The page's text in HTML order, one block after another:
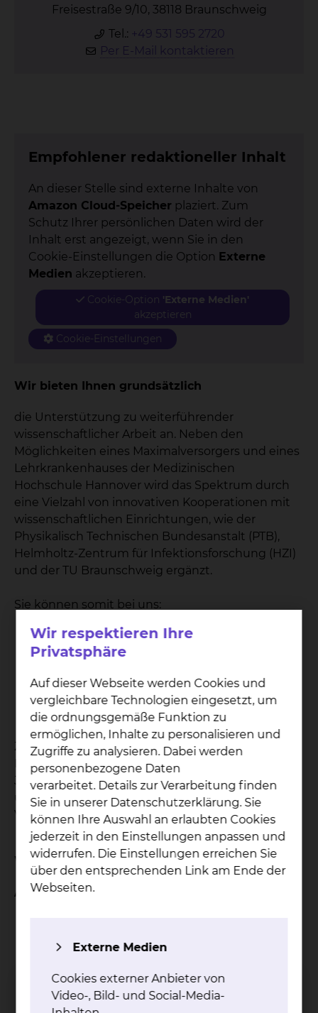
Freisestraße 9/10, 38118 Braunschweig
Tel.: +49 531 595 2720
Per E-Mail kontaktieren
Empfohlener redaktioneller Inhalt
An dieser Stelle sind externe Inhalte von
Amazon Cloud-Speicher plaziert. Zum
Schutz Ihrer persönlichen Daten wird der
Inhalt erst angezeigt, wenn Sie in den
Cookie-Einstellungen die Option Externe
Medien akzeptieren.
Cookie-Option 'Externe Medien'
akzeptieren
Cookie-Einstellungen
Wir bieten Ihnen grundsätzlich
die Unterstützung zu weiterführender
wissenschaftlicher Arbeit an. Neben den
Möglichkeiten eines Maximalversorgers und eines
Lehrkrankenhauses der Medizinischen
Hochschule Hannover wird das Spektrum durch
eine Vielzahl von innovativen Kooperationen mit
wissenschaftlichen Einrichtungen, wie der
Physikalisch Technischen Bundesanstalt (PTB),
Helmholtz-Zentrum für Infektionsforschung (HZI)
und der TU Braunschweig ergänzt.
Sie können somit bei uns:
Publizieren
Dozieren
Studien führen
Habilitieren
u.v.m.
Zur Erleichterung Ihres Engagements stehen
Ihnen online qualitativ hochwertige medizinische
Journale, UpToDate, medizinische Datenbanken
und Standardwerke, auch zu Hause, kostenlos zur
Verfügung.
Wir bieten Ihnen während des PJ
Attraktive Ausbildungsangebote:
Pflichtfächern
parallele Einsicht in interessante
Fachdisziplinen, die Sie nicht durch Ihre
Wahl- und Fachdisziplinen abdecken
Wir respektieren Ihre
Privatsphäre
Auf dieser Webseite werden Cookies und
vergleichbare Technologien eingesetzt, um
die ordnungsgemäße Funktion zu
ermöglichen, Inhalte zu personalisieren und
Zugriffe zu analysieren. Dabei werden
personenbezogene Daten
verarbeitet. Details zur Verarbeitung finden
Sie in unserer Datenschutzerklärung. Sie
können Ihre Auswahl an erlaubten Cookies
jederzeit in den Einstellungen anpassen und
widerrufen. Die Einstellungen erreichen Sie
über den entsprechenden Link am Ende der
Webseiten.
Externe Medien
Cookies externer Anbieter von
Video-, Bild- und Social-Media-